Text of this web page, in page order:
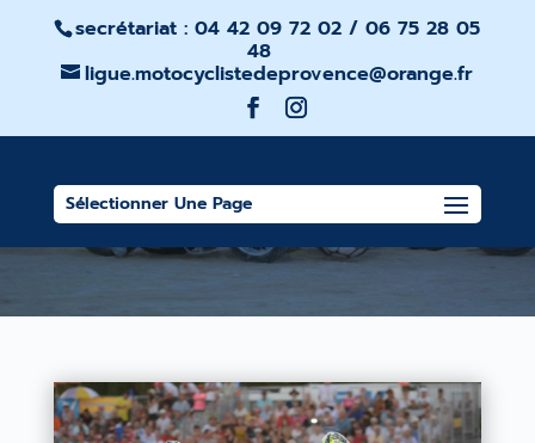
secrétariat : 04 42 09 72 02 / 06 75 28 05
48
ligue.motocyclistedeprovence@orange.fr
Sélectionner Une Page
MOTO BALL